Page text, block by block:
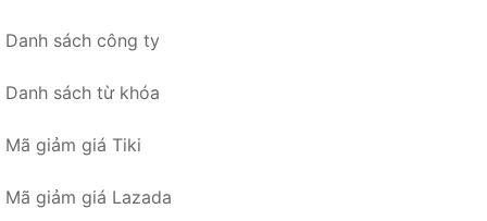
Danh sách công ty
Danh sách từ khóa
Mã giảm giá Tiki
Mã giảm giá Lazada